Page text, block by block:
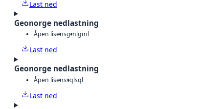
Last ned
Geonorge nedlastning
Åpen lisensgmlgml
Last ned
Geonorge nedlastning
Åpen lisenssqlsql
Last ned